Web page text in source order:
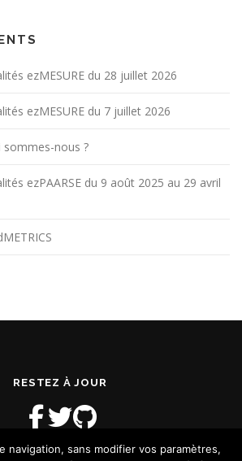
ezMESURE du 28 juillet 2026
ezMESURE du 7 juillet 2026
sommes-nous ?
ezPAARSE du 9 août 2025 au 29 avril
RESTEZ À JOUR
navigation, sans modifier vos paramètres,